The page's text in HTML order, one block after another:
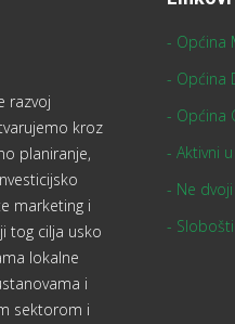
razvoj
kroz
planiranje,
marketing i
tog cilja usko
lokalne
i
sektorom i
- Općina
- Općina
- Općina
- Aktivni
- Ne
-